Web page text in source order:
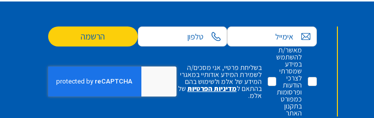
אימייל הרשמה
מאשר/ת
להשתמש
במידע
שמסרתי
לצרכי
הודעות
ופרסומות
כמפורט
בתקנון
האתר
בשליחת פרטיי, אני מסכים/ה
לשמירת המידע אודותיי במאגרי
המידע של אלמ ולשימוש בהם
בהתאם למדיניות הפרטיות של
אלמ.